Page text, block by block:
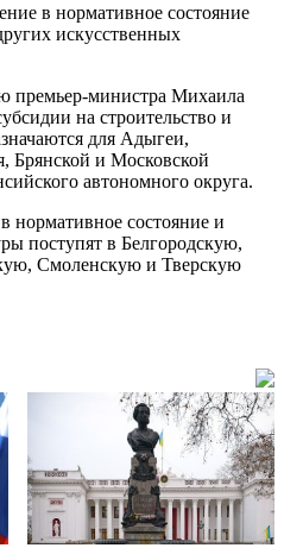
в нормативное состояние
искусственных
премьер-министра Михаила
на строительство и
для Адыгеи,
Брянской и Московской
автономного округа.
нормативное состояние и
поступят в Белгородскую,
Смоленскую и Тверскую